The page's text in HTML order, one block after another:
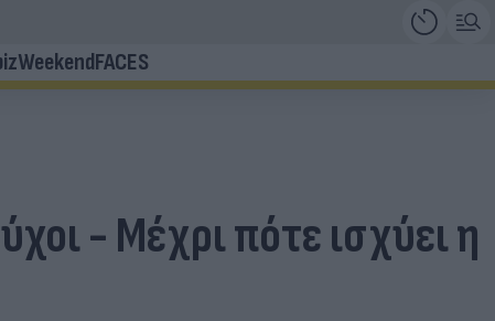
WeekendFACES
- Μέχρι πότε ισχύει η